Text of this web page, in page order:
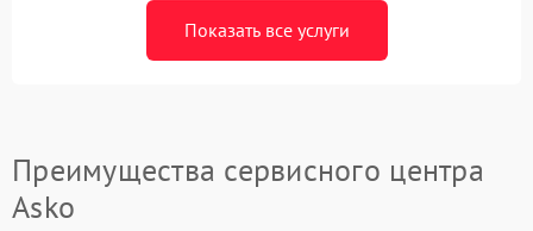
Показать все услуги
Преимущества сервисного центра
Asko